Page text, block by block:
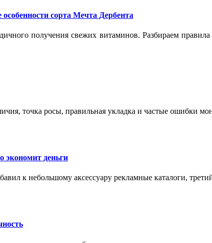
сорта Мечта Дербента
получения свежих витаминов. Разбираем
точка росы, правильная укладка и частые ошибки
экономит деньги
к небольшому аксессуару рекламные каталоги,